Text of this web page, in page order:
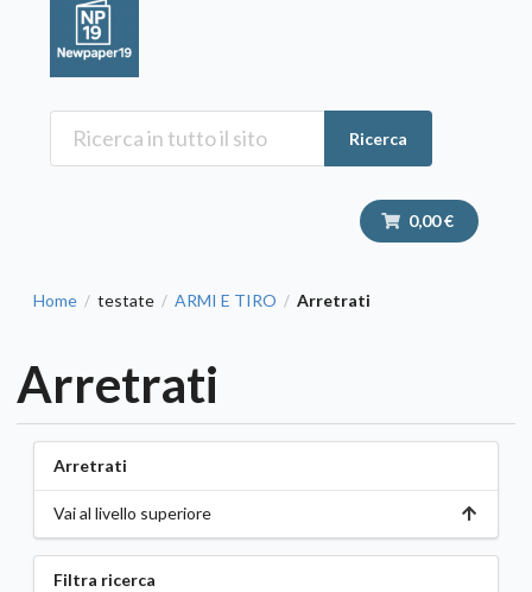
Ricerca
0,00 €
Home / testate / ARMI E TIRO / Arretrati
Arretrati
Arretrati
Vai al livello superiore
Filtra ricerca